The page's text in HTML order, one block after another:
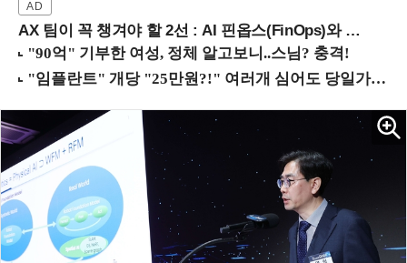
AX 팀이 꼭 챙겨야 할 2선 : AI 핀옵스(FinOps)와 토큰 거버넌스 (8/21 잠실역)